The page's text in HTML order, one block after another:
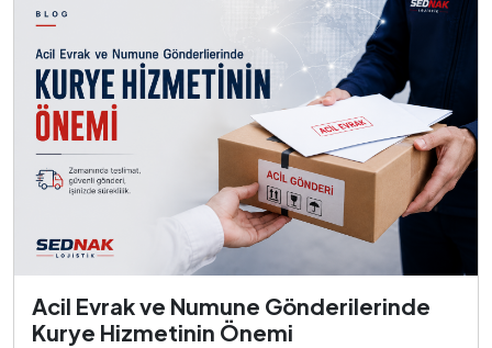
Acil Evrak ve Numune Gönderilerinde
Kurye Hizmetinin Önemi